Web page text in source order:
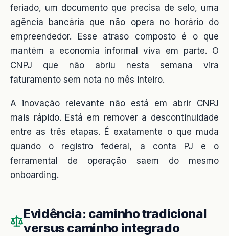
feriado, um documento que precisa de selo, uma
agência bancária que não opera no horário do
empreendedor. Esse atraso composto é o que
mantém a economia informal viva em parte. O
CNPJ que não abriu nesta semana vira
faturamento sem nota no mês inteiro.
A inovação relevante não está em abrir CNPJ
mais rápido. Está em remover a descontinuidade
entre as três etapas. É exatamente o que muda
quando o registro federal, a conta PJ e o
ferramental de operação saem do mesmo
onboarding.
Evidência: caminho tradicional
versus caminho integrado